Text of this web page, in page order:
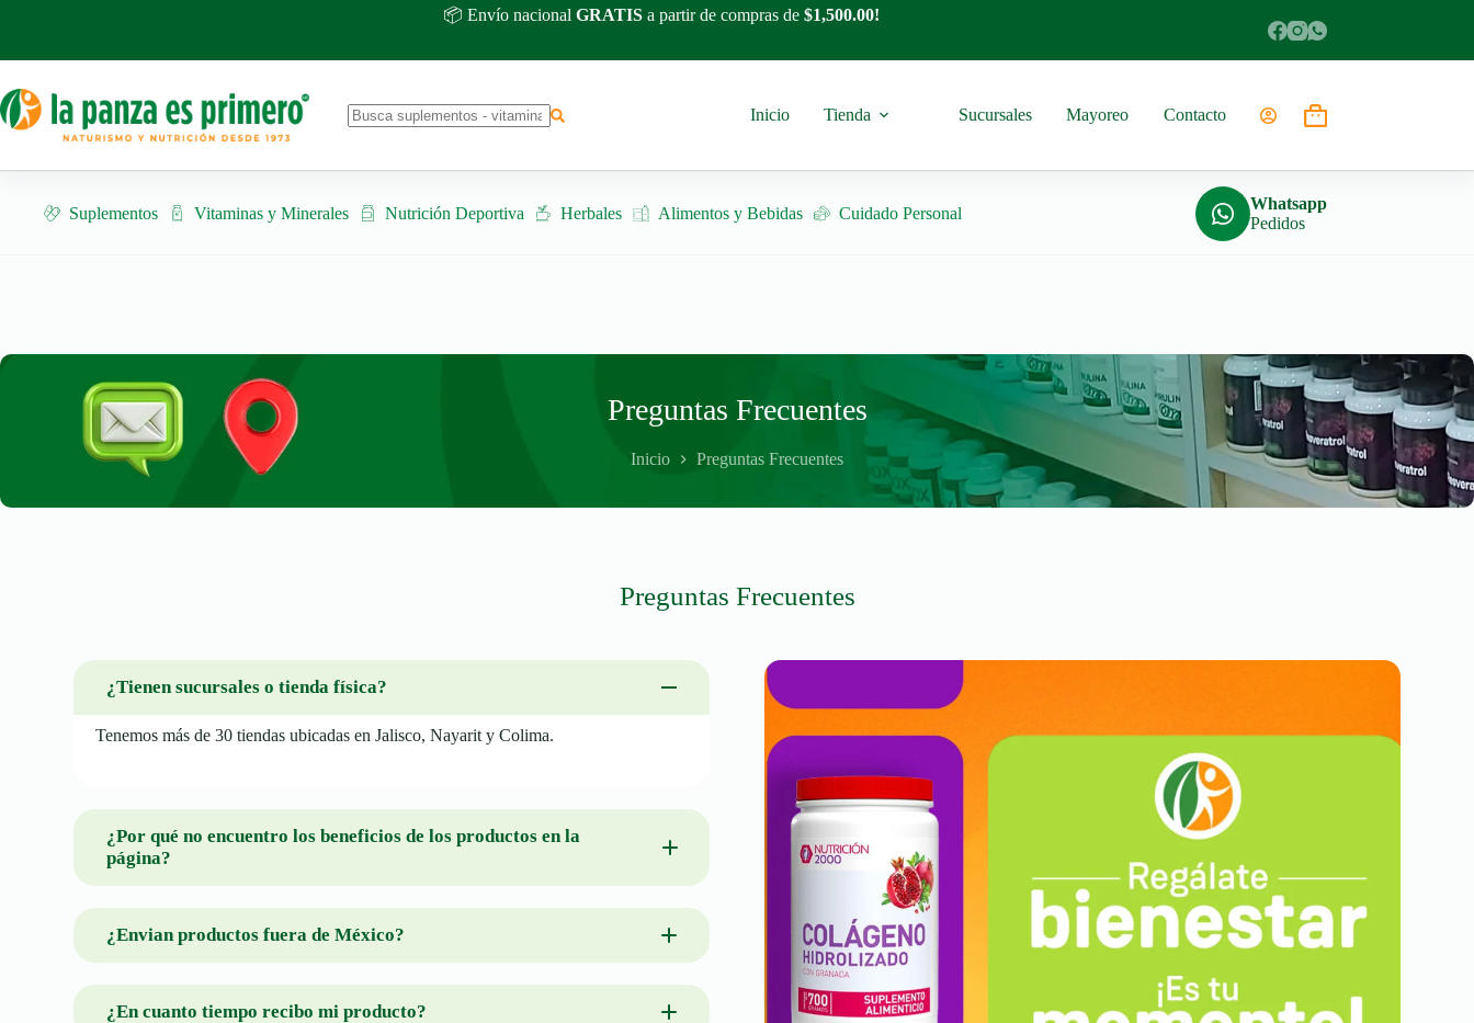
📦 Envío nacional GRATISa partir de compras de $1,500.00!
Inicio Tienda Sucursales Mayoreo Contacto
Shopping
Suplementos Vitaminas y Minerales Nutrición Deportiva Herbales Alimentos y Bebidas Cuidado Personal
Whatsapp
Pedidos
Preguntas Frecuentes
Inicio Preguntas Frecuentes
Preguntas Frecuentes
¿Tienen sucursales o tienda física?
Tenemos más de 30 tiendas ubicadas en Jalisco, Nayarit y Colima.
¿Por qué no encuentro los beneficios de los productos en la
página?
¿Envian productos fuera de México?
¿En cuanto tiempo recibo mi producto?